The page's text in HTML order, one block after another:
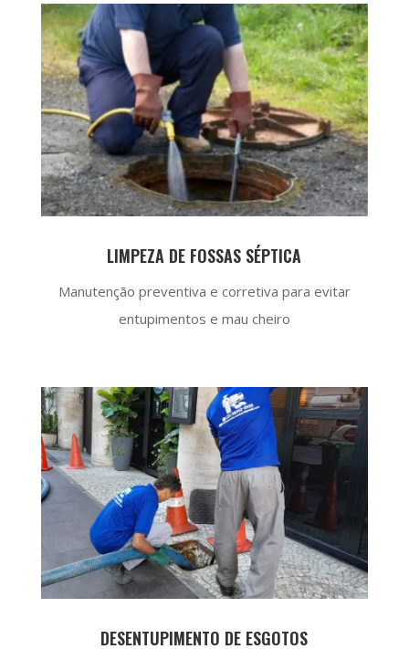
LIMPEZA DE FOSSAS SÉPTICA
Manutenção preventiva e corretiva para evitar
entupimentos e mau cheiro
DESENTUPIMENTO DE ESGOTOS